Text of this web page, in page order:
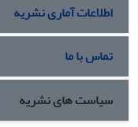
اطلاعات آماری نشریه
تماس با ما
سیاست های نشریه